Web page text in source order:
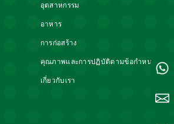
อุตสาหกรรม
อาหาร
การก่อสร้าง
คุณภาพและการปฏิบัติตามข้อกำหนด
เกี่ยวกับเรา